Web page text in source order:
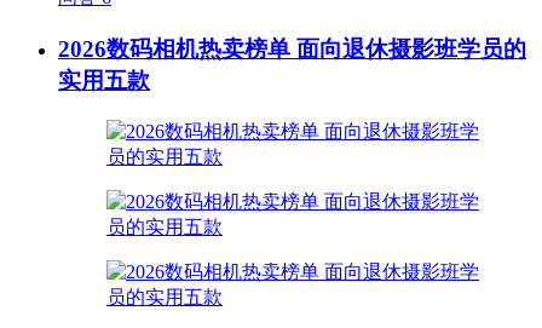
2026数码相机热卖榜单 面向退休摄影班学员的
实用五款